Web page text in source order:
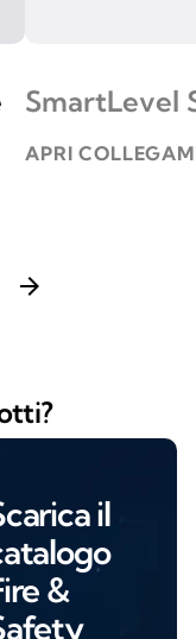
SmartLevel
APRI
arrow_forward
il
&